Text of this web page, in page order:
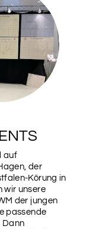
auf
der
Körung in
wir unsere
der jungen
passende
Dann